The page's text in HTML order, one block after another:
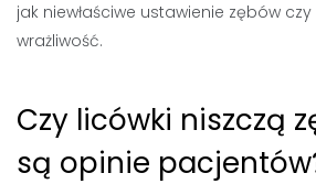
jak niewłaściwe ustawienie zębów
wrażliwość.
Czy licówki niszczą
są opinie